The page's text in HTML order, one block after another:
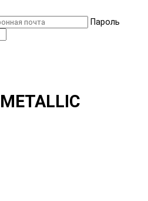
Пароль